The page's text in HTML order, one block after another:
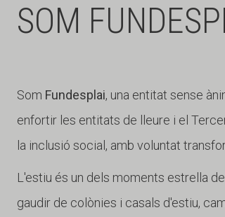
SOM
Som Fundesplai, una entitat sense
enfortir les entitats de lleure i el
la inclusió social, amb voluntat
L'estiu és un dels moments estrella
gaudir de colònies i casals d'estiu,